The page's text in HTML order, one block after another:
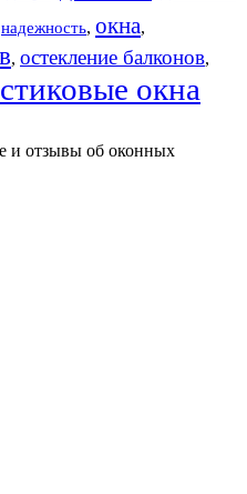
надежность, окна,
, остекление балконов,
окна
и отзывы об оконных